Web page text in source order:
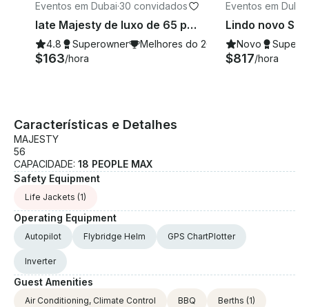
Eventos em Dubai·30 convidados
Iate Majesty de luxo de 65 pés em Dubai para festas e eventos — até 30 convidados
4.8 Superowner Melhores do 2026
$163/hora
Eventos em Dubai
Novo
$817/hora
Características e Detalhes
MAJESTY
56
CAPACIDADE: 18 PEOPLE MAX
Safety Equipment
Life Jackets (1)
Operating Equipment
Autopilot Flybridge Helm GPS ChartPlotter
Inverter
Guest Amenities
Air Conditioning, Climate Control BBQ Berths (1)